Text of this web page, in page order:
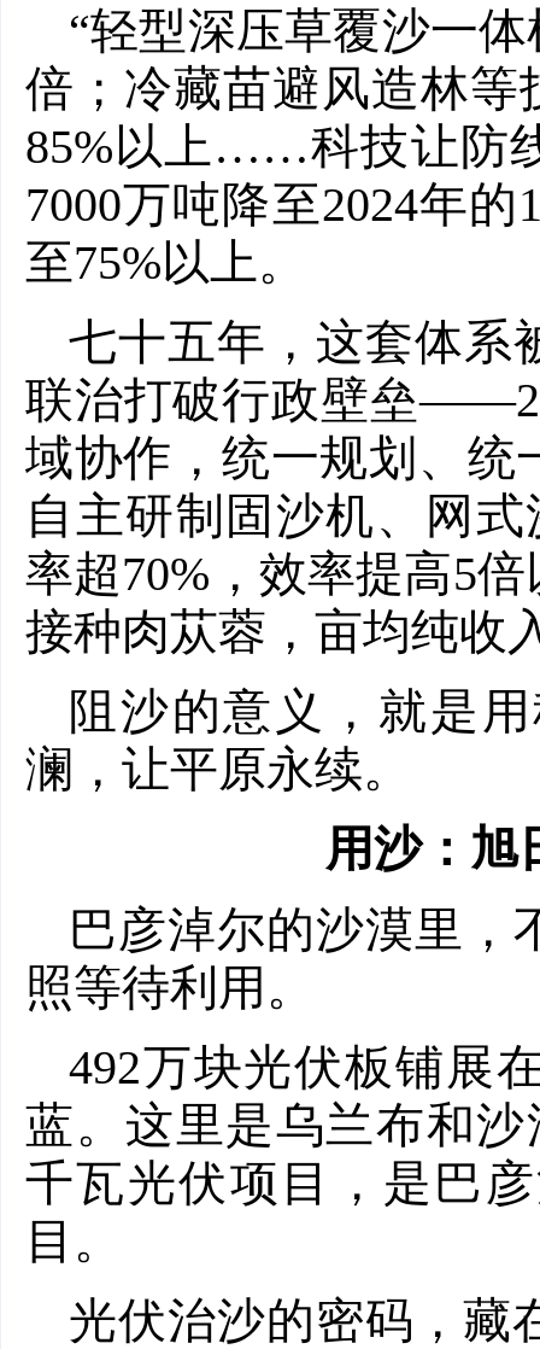
“轻型深压草覆沙一
倍；冷藏苗避风造林等
85%以上……科技让防
7000万吨降至2024年
至75%以上。
七十五年，这套体系
联治打破行政壁垒
域协作，统一规划、
自主研制固沙机、网
率超70%，效率提高5
接种肉苁蓉，亩均纯收
阻沙的意义，就是
澜，让平原永续。
用沙：旭
巴彦淖尔的沙漠里，
照等待利用。
492万块光伏板铺展
蓝。这里是乌兰布和
千瓦光伏项目，是巴
目。
光伏治沙的密码，藏